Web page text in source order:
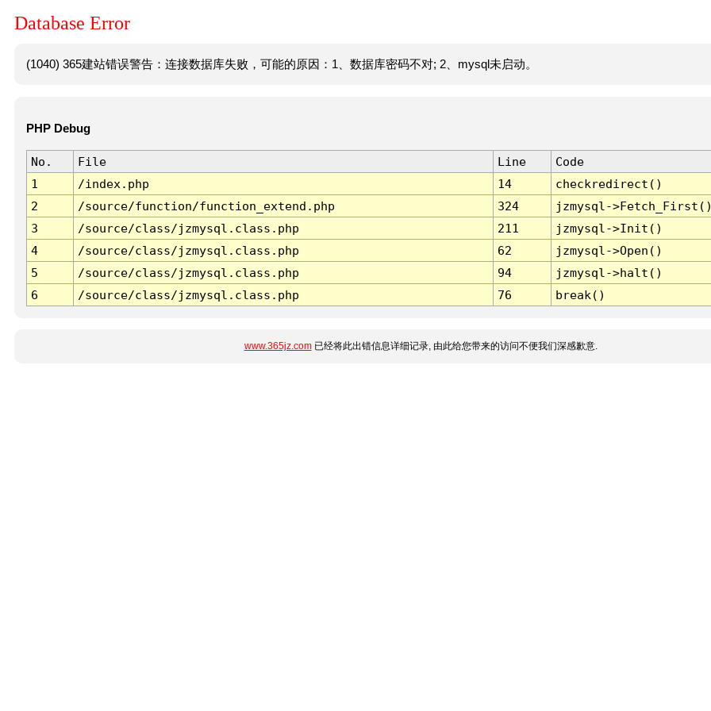
Database Error
(1040) 365建站错误警告：连接数据库失败，可能的原因：1、数据库密码不对; 2、mysql未启动。
PHP Debug
No. File Line
Code
1
/index.php 14
checkredirect()
2
/source/function/function_extend.php 324
jzmysql-
3
/source/class/jzmysql.class.php 211
jzmysql->Init()
4
/source/class/jzmysql.class.php 62
jzmysql->Open()
5
/source/class/jzmysql.class.php 94
jzmysql->halt()
6
/source/class/jzmysql.class.php 76 break()
www.365jz.com已经将此出错信息详细记录, 由此给您带来的访问不便我们深感歉意.